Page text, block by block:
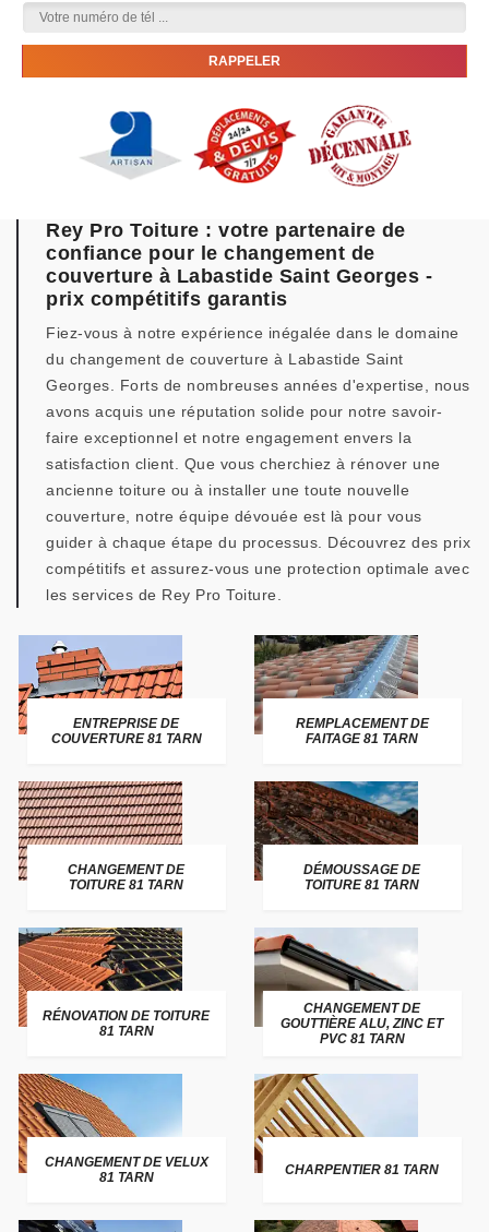
Rey Pro Toiture : votre partenaire de
confiance pour le changement de
couverture à Labastide Saint Georges -
prix compétitifs garantis
Fiez-vous à notre expérience inégalée dans le domaine
du changement de couverture à Labastide Saint
Georges. Forts de nombreuses années d'expertise, nous
avons acquis une réputation solide pour notre savoir-
faire exceptionnel et notre engagement envers la
satisfaction client. Que vous cherchiez à rénover une
ancienne toiture ou à installer une toute nouvelle
couverture, notre équipe dévouée est là pour vous
guider à chaque étape du processus. Découvrez des prix
compétitifs et assurez-vous une protection optimale avec
les services de Rey Pro Toiture.
ENTREPRISE DE
COUVERTURE 81 TARN
REMPLACEMENT DE
FAITAGE 81 TARN
CHANGEMENT DE
TOITURE 81 TARN
DÉMOUSSAGE DE
TOITURE 81 TARN
RÉNOVATION DE TOITURE
81 TARN
CHANGEMENT DE
GOUTTIÈRE ALU, ZINC ET
PVC 81 TARN
CHANGEMENT DE VELUX
81 TARN
CHARPENTIER 81 TARN